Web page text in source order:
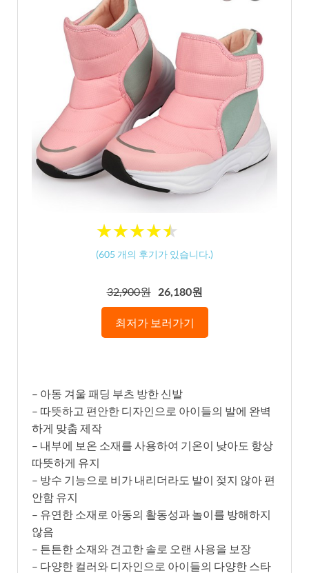
★★★★★
★★★★★
(605 개의 후기가 있습니다.)
32,900원 26,180원
최저가 보러가기
– 아동 겨울 패딩 부츠 방한 신발
– 따뜻하고 편안한 디자인으로 아이들의 발에 완벽
하게 맞춤 제작
– 내부에 보온 소재를 사용하여 기온이 낮아도 항상
따뜻하게 유지
– 방수 기능으로 비가 내리더라도 발이 젖지 않아 편
안함 유지
– 유연한 소재로 아동의 활동성과 놀이를 방해하지
않음
– 튼튼한 소재와 견고한 솔로 오랜 사용을 보장
– 다양한 컬러와 디자인으로 아이들의 다양한 스타